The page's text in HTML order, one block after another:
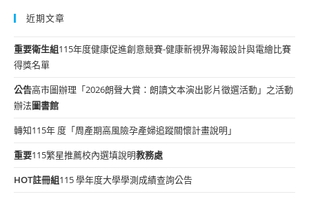
近期文章
重要衛生組115年度健康促進創意競賽-健康新視界海報設計與電繪比賽
得獎名單
公告高市圖辦理「2026朗聲大賞：朗讀文本演出影片徵選活動」之活動
辦法圖書館
轉知115年 度「周產期高風險孕產婦追蹤關懷計畫說明」
重要115繁星推薦校內選填說明教務處
HOT註冊組115 學年度大學學測成績查詢公告